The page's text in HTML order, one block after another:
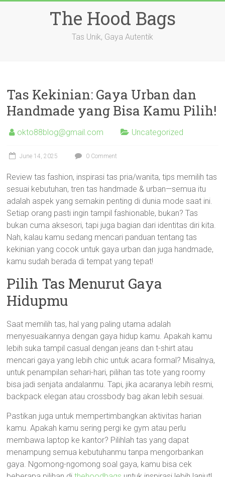
The Hood Bags
Tas Unik, Gaya Autentik
Tas Kekinian: Gaya Urban dan
Handmade yang Bisa Kamu Pilih!
okto88blog@gmail.com Uncategorized
June 14, 2025 0 Comment
Review tas fashion, inspirasi tas pria/wanita, tips memilih tas
sesuai kebutuhan, tren tas handmade & urban—semua itu
adalah aspek yang semakin penting di dunia mode saat ini.
Setiap orang pasti ingin tampil fashionable, bukan? Tas
bukan cuma aksesori, tapi juga bagian dari identitas diri kita.
Nah, kalau kamu sedang mencari panduan tentang tas
kekinian yang cocok untuk gaya urban dan juga handmade,
kamu sudah berada di tempat yang tepat!
Pilih Tas Menurut Gaya
Hidupmu
Saat memilih tas, hal yang paling utama adalah
menyesuaikannya dengan gaya hidup kamu. Apakah kamu
lebih suka tampil casual dengan jeans dan t-shirt atau
mencari gaya yang lebih chic untuk acara formal? Misalnya,
untuk penampilan sehari-hari, pilihan tas tote yang roomy
bisa jadi senjata andalanmu. Tapi, jika acaranya lebih resmi,
backpack elegan atau crossbody bag akan lebih sesuai.
Pastikan juga untuk mempertimbangkan aktivitas harian
kamu. Apakah kamu sering pergi ke gym atau perlu
membawa laptop ke kantor? Pilihlah tas yang dapat
menampung semua kebutuhanmu tanpa mengorbankan
gaya. Ngomong-ngomong soal gaya, kamu bisa cek